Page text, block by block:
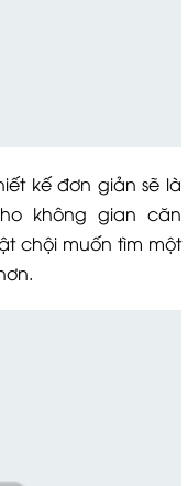
kế đơn giản sẽ là
không gian căn
chội muốn tìm một